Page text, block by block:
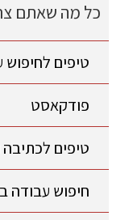
כל מה שאתם
טיפים לחיפוש
פודקאסט
טיפים
חיפוש עבודה